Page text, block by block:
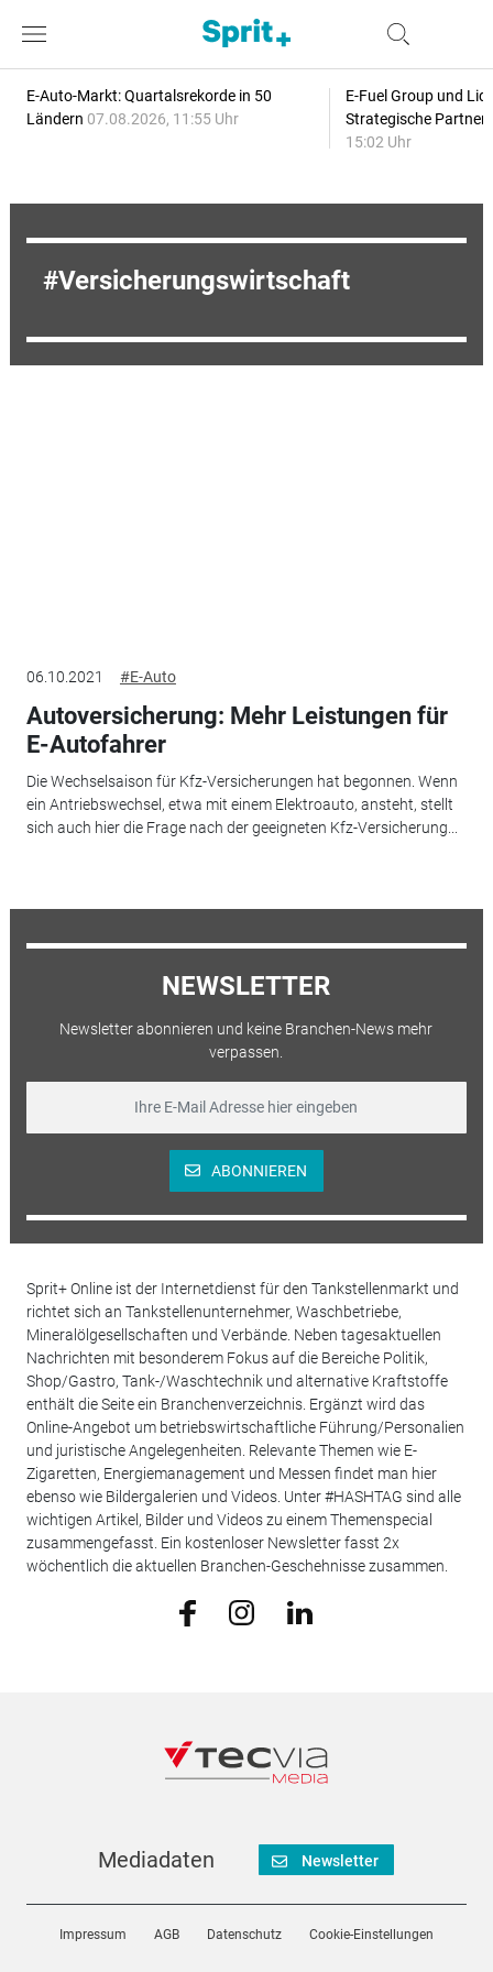
E-Auto-Markt: Quartalsrekorde in 50
Ländern 07.08.2026, 11:55 Uhr
E-Fuel Group und
Strategische
15:02 Uhr
Versicherungswirtschaft
06.10.2021 #E-Auto
Autoversicherung: Mehr Leistungen für
E-Autofahrer
Die Wechselsaison für Kfz-Versicherungen hat begonnen. Wenn
ein Antriebswechsel, etwa mit einem Elektroauto, ansteht, stellt
sich auch hier die Frage nach der geeigneten Kfz-Versicherung...
NEWSLETTER
Newsletter abonnieren und keine Branchen-News mehr
verpassen.
ABONNIEREN
Sprit+ Online ist der Internetdienst für den Tankstellenmarkt und
richtet sich an Tankstellenunternehmer, Waschbetriebe,
Mineralölgesellschaften und Verbände. Neben tagesaktuellen
Nachrichten mit besonderem Fokus auf die Bereiche Politik,
Shop/Gastro, Tank-/Waschtechnik und alternative Kraftstoffe
enthält die Seite ein Branchenverzeichnis. Ergänzt wird das
Online-Angebot um betriebswirtschaftliche Führung/Personalien
und juristische Angelegenheiten. Relevante Themen wie E-
Zigaretten, Energiemanagement und Messen findet man hier
ebenso wie Bildergalerien und Videos. Unter #HASHTAG sind alle
wichtigen Artikel, Bilder und Videos zu einem Themenspecial
zusammengefasst. Ein kostenloser Newsletter fasst 2x
wöchentlich die aktuellen Branchen-Geschehnisse zusammen.
Mediadaten Newsletter
Impressum AGB Datenschutz Cookie-Einstellungen